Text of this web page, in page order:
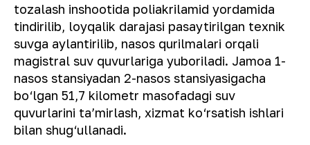
tozalash inshootida poliakrilamid yordamida
tindirilib, loyqalik darajasi pasaytirilgan texnik
suvga aylantirilib, nasos qurilmalari orqali
magistral suv quvurlariga yuboriladi. Jamoa 1-
nasos stansiyadan 2-nasos stansiyasigacha
bo‘lgan 51,7 kilometr masofadagi suv
quvurlarini ta’mirlash, xizmat ko‘rsatish ishlari
bilan shug‘ullanadi.